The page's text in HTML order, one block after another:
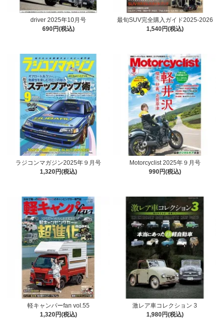
driver 2025年10月号
690円(税込)
最旬SUV完全購入ガイド2025-2026
1,540円(税込)
ラジコンマガジン2025年９月号
1,320円(税込)
Motorcyclist 2025年９月号
990円(税込)
軽キャンパーfan vol.55
1,320円(税込)
激レア車コレクション 3
1,980円(税込)